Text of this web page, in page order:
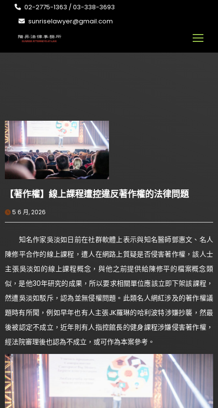
02-2775-1363 / 03-338-3693
sunriselawyer@gmail.com
【著作權】線上課程遭控違反著作權的法律問題
5 6 月, 2026
知名作家吳淡如日前在社群軟體上表示與知名醫師鄧惠文、名人
陳修平合作的線上課程，遭人在網路上質疑是否侵害著作權，該人士
主張吳淡如的線上課程概念，與他之前提供給陳修平的檔案概念類
似，是他30年研究的成果，所以要求相關單位應該立即下架該課程，
然遭吳淡如駁斥，認為並無侵權問題。此類名人網紅涉及的著作權議
題時有所聞，例如早年也有人主張JK羅琳的哈利波特涉嫌抄襲，然最
後被認定不成立，近年則有人指控館長的健身課程涉嫌侵害著作權，
經法院審理後也認為不成立，或可作為本案參考。